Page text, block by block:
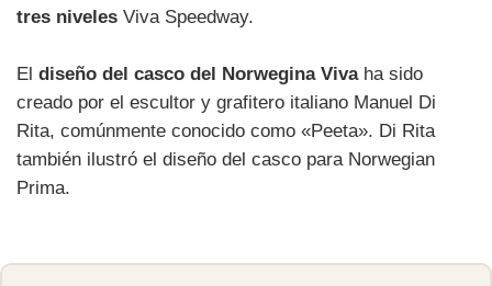
tres niveles Viva Speedway.
El diseño del casco del Norwegina Vivaha sido
creado por el escultor y grafitero italiano Manuel Di
Rita, comúnmente conocido como «Peeta». Di Rita
también ilustró el diseño del casco para Norwegian
Prima.